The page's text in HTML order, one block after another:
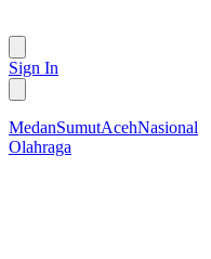
Sign In
MedanSumutAcehNasional
Olahraga